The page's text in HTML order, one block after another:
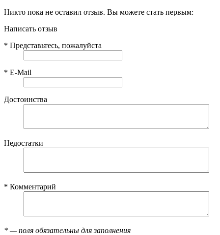
Никто пока не оставил отзыв. Вы можете стать первым:
Написать отзыв
* Представьтесь, пожалуйста
* E-Mail
Достоинства
Недостатки
* Комментарий
* — поля обязательны для заполнения